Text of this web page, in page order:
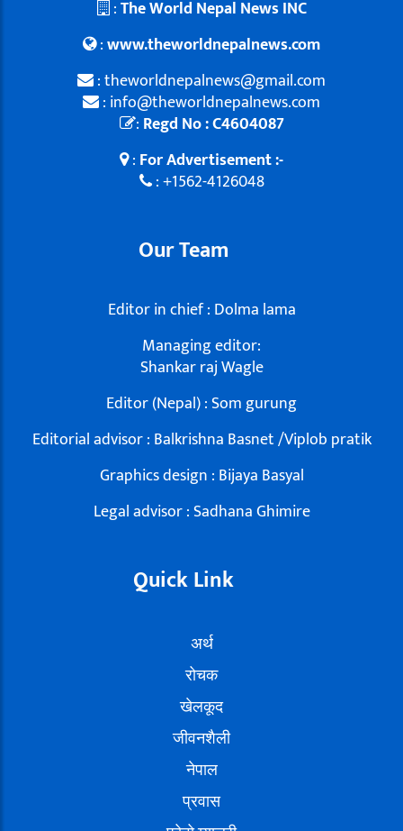
:The World Nepal News INC
:www.theworldnepalnews.com
: theworldnepalnews@gmail.com
: info@theworldnepalnews.com
: Regd No : C4604087
: For Advertisement :-
: +1562-4126048
Our Team
Editor in chief : Dolma lama
Managing editor:
Shankar raj Wagle
Editor (Nepal) : Som gurung
Editorial advisor : Balkrishna Basnet /Viplob pratik
Graphics design : Bijaya Basyal
Legal advisor : Sadhana Ghimire
Quick Link
अर्थ
रोचक
खेलकूद
जीवनशैली
नेपाल
प्रवास